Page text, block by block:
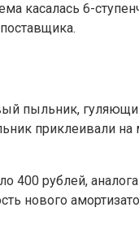
касалась 6-
пыльник,
приклеивали
400 рублей,
нового